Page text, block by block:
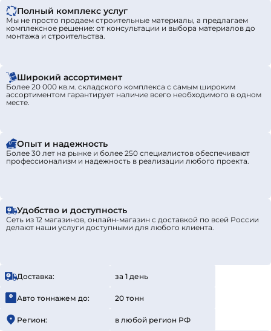
Полный комплекс услуг
Мы не просто продаем строительные материалы, а предлагаем
комплексное решение: от консультации и выбора материалов до
монтажа и строительства.
Широкий ассортимент
Более 20 000 кв.м. складского комплекса с самым широким
ассортиментом гарантирует наличие всего необходимого в одном
месте.
Опыт и надежность
Более 30 лет на рынке и более 250 специалистов обеспечивают
профессионализм и надежность в реализации любого проекта.
Удобство и доступность
Сеть из 12 магазинов, онлайн-магазин с доставкой по всей России
делают наши услуги доступными для любого клиента.
Доставка: за 1 день
Авто тоннажем до: 20 тонн
Регион: в любой регион РФ